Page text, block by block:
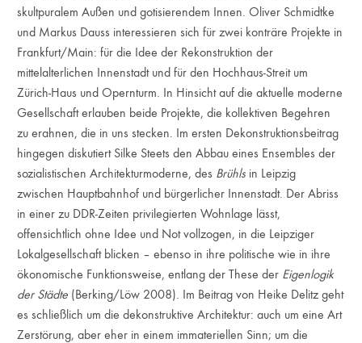
skultpuralem Außen und gotisierendem Innen. Oliver Schmidtke
und Markus Dauss interessieren sich für zwei konträre Projekte in
Frankfurt/Main: für die Idee der Rekonstruktion der
mittelalterlichen Innenstadt und für den Hochhaus-Streit um
Zürich-Haus und Opernturm. In Hinsicht auf die aktuelle moderne
Gesellschaft erlauben beide Projekte, die kollektiven Begehren
zu erahnen, die in uns stecken. Im ersten Dekonstruktionsbeitrag
hingegen diskutiert Silke Steets den Abbau eines Ensembles der
sozialistischen Architekturmoderne, des Brühls in Leipzig
zwischen Hauptbahnhof und bürgerlicher Innenstadt. Der Abriss
in einer zu DDR-Zeiten privilegierten Wohnlage lässt,
offensichtlich ohne Idee und Not vollzogen, in die Leipziger
Lokalgesellschaft blicken – ebenso in ihre politische wie in ihre
ökonomische Funktionsweise, entlang der These der Eigenlogik
der Städte (Berking/Löw 2008). Im Beitrag von Heike Delitz geht
es schließlich um die dekonstruktive Architektur: auch um eine Art
Zerstörung, aber eher in einem immateriellen Sinn; um die